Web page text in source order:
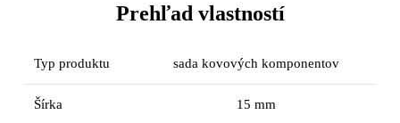
Prehľad vlastností
Typ produktu sada kovových komponentov
Šírka 15 mm